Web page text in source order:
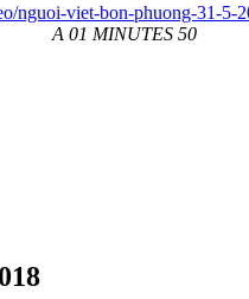
nguoi-viet-bon-phuong-31-5-
A 01 MINUTES 50